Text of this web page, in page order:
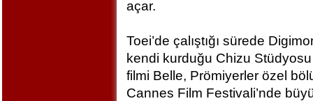
açar.
Toei’de çalıştığı sürede
kendi kurduğu Chizu
filmi Belle, Prömiyerler özel
Cannes Film Festivali’nde